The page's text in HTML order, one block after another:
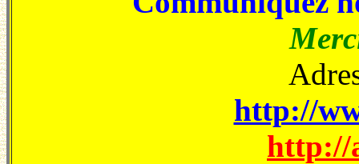
http://
http://